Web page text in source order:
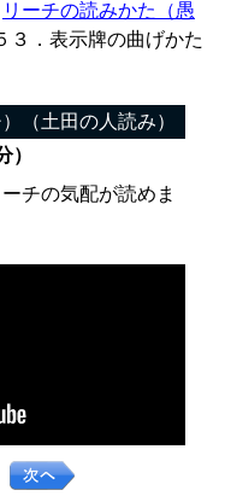
リーチの読みかた（愚
３．表示牌の曲げかた
（土田の人読み）
）
チの気配が読めま